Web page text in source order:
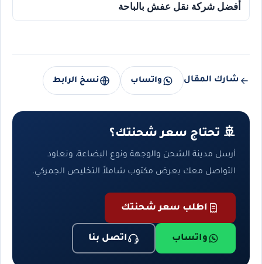
أفضل شركة نقل عفش بالباحة
شارك المقال واتساب نسخ الرابط
🚢 تحتاج سعر شحنتك؟
أرسل مدينة الشحن والوجهة ونوع البضاعة، ونعاود
التواصل معك بعرض مكتوب شاملاً التخليص الجمركي.
اطلب سعر شحنتك
واتساب اتصل بنا